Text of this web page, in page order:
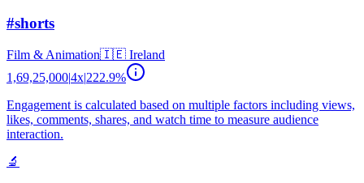
#shorts
Film & Animation🇮🇪 Ireland
1,69,25,000|4x|222.9%
Engagement is calculated based on multiple factors including views,
likes, comments, shares, and watch time to measure audience
interaction.
🔬